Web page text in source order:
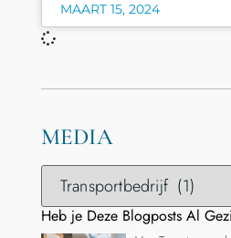
MEDIA
Heb je Deze Blogposts Al
MAART 15, 2024